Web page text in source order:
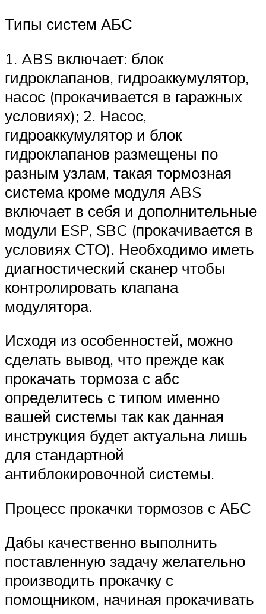
Типы систем АБС
1. ABS включает: блок
гидроклапанов, гидроаккумулятор,
насос (прокачивается в гаражных
условиях); 2. Насос,
гидроаккумулятор и блок
гидроклапанов размещены по
разным узлам, такая тормозная
система кроме модуля ABS
включает в себя и дополнительные
модули ESP, SBC (прокачивается в
условиях СТО). Необходимо иметь
диагностический сканер чтобы
контролировать клапана
модулятора.
Исходя из особенностей, можно
сделать вывод, что прежде как
прокачать тормоза с абс
определитесь с типом именно
вашей системы так как данная
инструкция будет актуальна лишь
для стандартной
антиблокировочной системы.
Процесс прокачки тормозов с АБС
Дабы качественно выполнить
поставленную задачу желательно
производить прокачку с
помощником, начиная прокачивать